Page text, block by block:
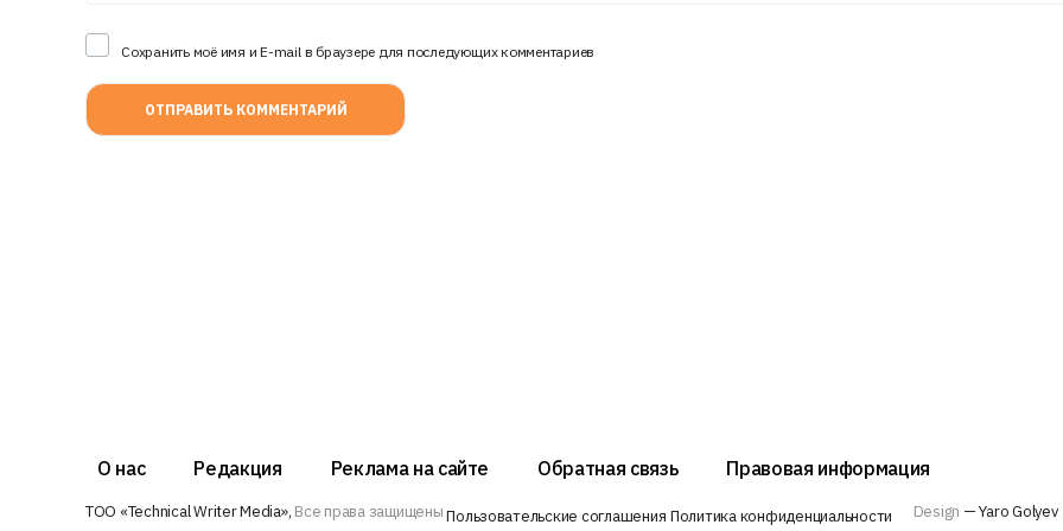
Сохранить моё имя и E-mail в браузере для последующих комментариев
О нас Редакция Реклама на сайте Обратная связь Правовая информация
ТОО «Technical Writer Media», Все права защищеныПользовательские соглашения Политика конфиденциальности Design — Yaro Golyev